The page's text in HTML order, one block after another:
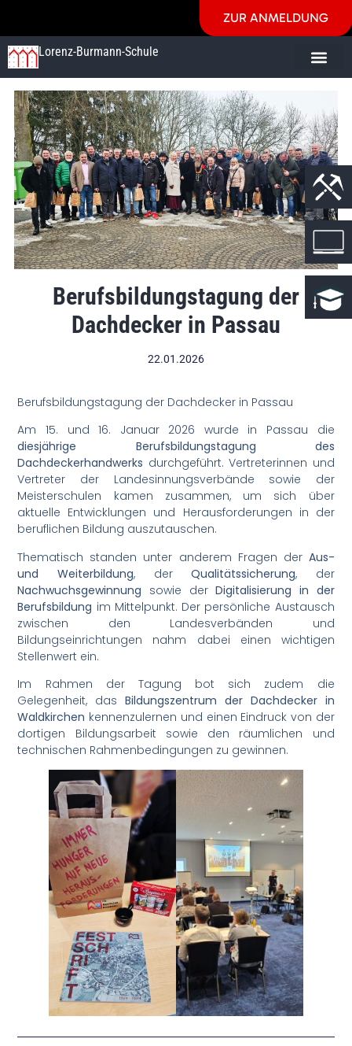
ZUR ANMELDUNG
Lorenz-Burmann-Schule
Berufsbildungstagung der
Dachdecker in Passau
22.01.2026
Berufsbildungstagung der Dachdecker in Passau
Am 15. und 16. Januar 2026 wurde in Passau die
diesjährige Berufsbildungstagung des
Dachdeckerhandwerks durchgeführt. Vertreterinnen und
Vertreter der Landesinnungsverbände sowie der
Meisterschulen kamen zusammen, um sich über
aktuelle Entwicklungen und Herausforderungen in der
beruflichen Bildung auszutauschen.
Thematisch standen unter anderem Fragen der Aus-
und Weiterbildung, derQualitätssicherung, der
Nachwuchsgewinnung sowie derDigitalisierung in der
Berufsbildung im Mittelpunkt. Der persönliche Austausch
zwischen den Landesverbänden und
Bildungseinrichtungen nahm dabei einen wichtigen
Stellenwert ein.
Im Rahmen der Tagung bot sich zudem die
Gelegenheit, dasBildungszentrum der Dachdecker in
Waldkirchen kennenzulernen und einen Eindruck von der
dortigen Bildungsarbeit sowie den räumlichen und
technischen Rahmenbedingungen zu gewinnen.